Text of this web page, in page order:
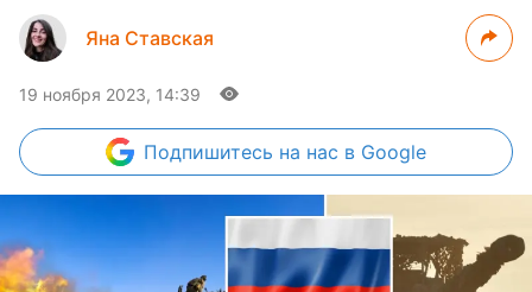
Яна Ставская
19 ноября 2023, 14:39
Подпишитесь на нас в Google